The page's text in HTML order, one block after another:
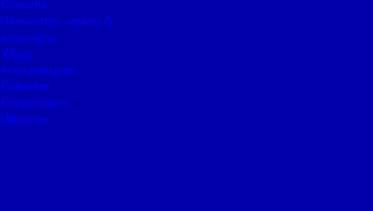
Concerts
Rencontres, ateliers &
projections
Village
Infos pratiques
Calendrier
Coopérations
Billetterie